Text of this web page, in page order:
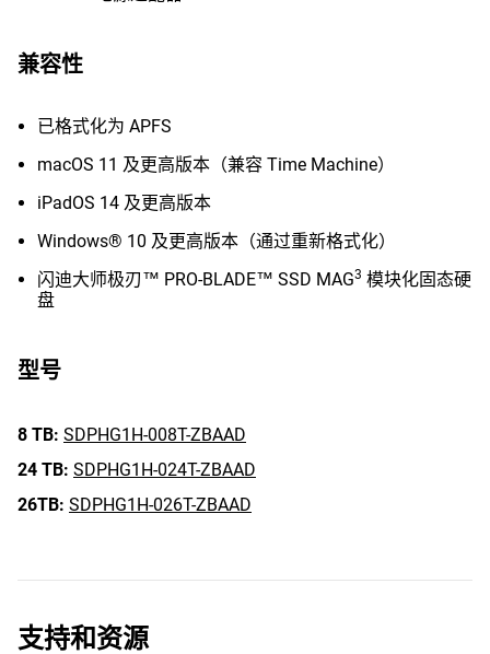
兼容性
已格式化为 APFS
macOS 11 及更高版本（兼容 Time Machine）
iPadOS 14 及更高版本
Windows® 10 及更高版本（通过重新格式化）
闪迪大师极刃™ PRO-BLADE™ SSD MAG3 模块化固态硬
盘
型号
8 TB: SDPHG1H-008T-ZBAAD
24 TB: SDPHG1H-024T-ZBAAD
26TB: SDPHG1H-026T-ZBAAD
支持和资源